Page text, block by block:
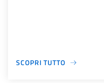
SCOPRI TUTTO